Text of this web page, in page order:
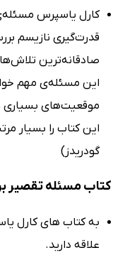
کارل یاسپرس مسئله‌ی
قدرت‌گیری نازیسم
صادقانه‌ترین
این مسئله‌ی مهم
موقعیت‌های بسیاری
این کتاب را بسیار
گودریدز)
کتاب مسئله تقصیر
به کتاب های کارل
علاقه دارید.